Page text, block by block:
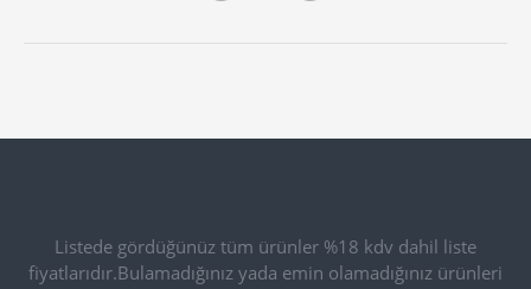
Listede gördüğünüz tüm ürünler %18 kdv dahil liste
fiyatlarıdır.Bulamadığınız yada emin olamadığınız ürünleri